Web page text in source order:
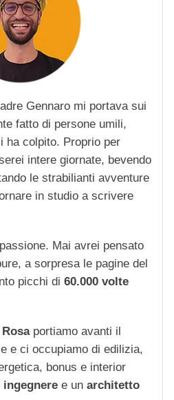
Gennaro mi portava sui
fatto di persone umili,
ha colpito. Proprio per
intere giornate, bevendo
le strabilianti avventure
in studio a scrivere
Mai avrei pensato
a sorpresa le pagine del
picchi di 60.000 volte
Rosaportiamo avanti il
e ci occupiamo di edilizia,
bonus e interior
ingegnere e un architetto